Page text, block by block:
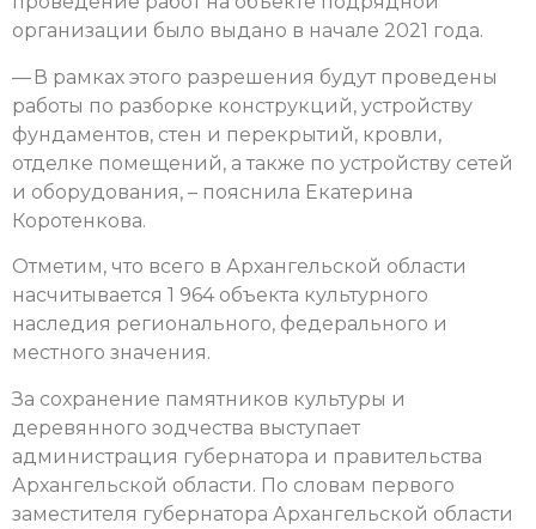
организации было выдано в начале 2021 года.
— В рамках этого разрешения будут проведены
работы по разборке конструкций, устройству
фундаментов, стен и перекрытий, кровли,
отделке помещений, а также по устройству сетей
и оборудования, – пояснила Екатерина
Коротенкова.
Отметим, что всего в Архангельской области
насчитывается 1 964 объекта культурного
наследия регионального, федерального и
местного значения.
За сохранение памятников культуры и
деревянного зодчества выступает
администрация губернатора и правительства
Архангельской области. По словам первого
заместителя губернатора Архангельской области